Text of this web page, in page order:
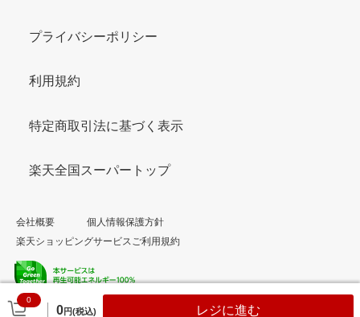
0
0円(税込) レジに進む
プライバシーポリシー
利用規約
特定商取引法に基づく表示
楽天全国スーパートップ
会社概要
個人情報保護方針
楽天ショッピングサービスご利用規約
© Rakuten Group, Inc.